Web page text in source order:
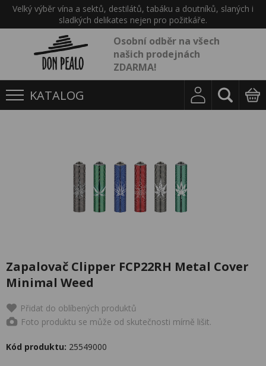
Velký výběr vína a sektů, destilátů, tabáku a doutníků, slaných i
sladkých delikates nejen pro požitkáře.
Osobní odběr na všech
našich prodejnách
ZDARMA!
KATALOG
Zapalovač Clipper FCP22RH Metal Cover
Minimal Weed
Přidat do oblíbených produktů
Foto produktu se může od skutečnosti mírně lišit.
Kód produktu: 25549000